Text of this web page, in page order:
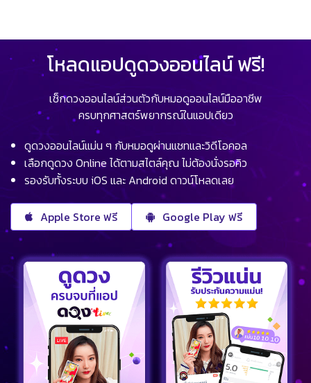
โหลดแอปดูดวงออนไลน์ ฟรี!
เช็กดวงออนไลน์ส่วนตัวกับหมอดูออนไลน์มืออาชีพ
ครบทุกศาสตร์พยากรณ์ในแอปเดียว
ดูดวงออนไลน์แม่น ๆ กับหมอดูผ่านแชทและวิดีโอคอล
เลือกดูดวง Online ได้ตามสไตล์คุณ ไม่ต้องนั่งรอคิว
รองรับทั้งระบบ iOS และ Android ดาวน์โหลดเลย
Apple Store ฟรี Google Play ฟรี